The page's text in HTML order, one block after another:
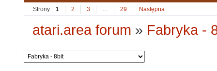
Strony 1 2 3 … 29 Następna
atari.area forum » Fabryka -